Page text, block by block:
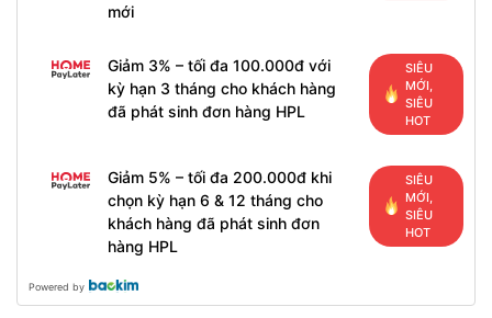
mới
Giảm 3% – tối đa 100.000đ với
kỳ hạn 3 tháng cho khách hàng
đã phát sinh đơn hàng HPL
SIÊU
MỚI,
SIÊU
HOT
Giảm 5% – tối đa 200.000đ khi
chọn kỳ hạn 6 & 12 tháng cho
khách hàng đã phát sinh đơn
hàng HPL
SIÊU
MỚI,
SIÊU
HOT
Powered by